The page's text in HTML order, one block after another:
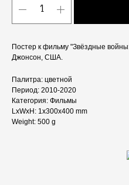
Постер к фильму "Звёздные
Джонсон, США.
Палитра: цветной
Период: 2010-2020
Категория: Фильмы
LxWxH: 1x300x400 mm
Weight: 500 g